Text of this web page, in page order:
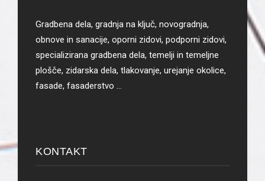
Gradbena dela, gradnja na ključ, novogradnja,
obnove in sanacije, oporni zidovi, podporni zidovi,
specializirana gradbena dela, temelji in temeljne
plošče, zidarska dela, tlakovanje, urejanje okolice,
fasade, fasaderstvo …
KONTAKT